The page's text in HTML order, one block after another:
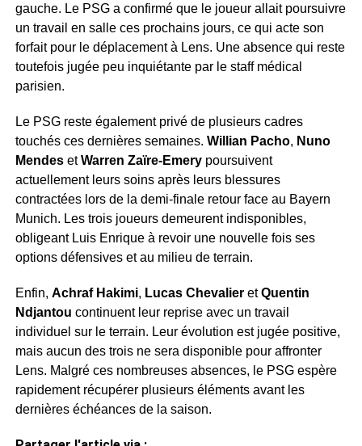
gauche. Le PSG a confirmé que le joueur allait poursuivre
un travail en salle ces prochains jours, ce qui acte son
forfait pour le déplacement à Lens. Une absence qui reste
toutefois jugée peu inquiétante par le staff médical
parisien.
Le PSG reste également privé de plusieurs cadres
touchés ces dernières semaines. Willian Pacho, Nuno
MendesetWarren Zaïre-Emerypoursuivent
actuellement leurs soins après leurs blessures
contractées lors de la demi-finale retour face au Bayern
Munich. Les trois joueurs demeurent indisponibles,
obligeant Luis Enrique à revoir une nouvelle fois ses
options défensives et au milieu de terrain.
Enfin, Achraf Hakimi, Lucas ChevalieretQuentin
Ndjantou continuent leur reprise avec un travail
individuel sur le terrain. Leur évolution est jugée positive,
mais aucun des trois ne sera disponible pour affronter
Lens. Malgré ces nombreuses absences, le PSG espère
rapidement récupérer plusieurs éléments avant les
dernières échéances de la saison.